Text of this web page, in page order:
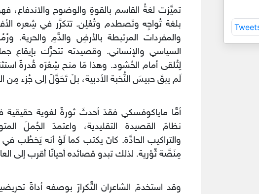
تميَّزت لغةُ القاسم بالقوةِ والوضوح والاندفاع،
بلغة تُواجِه وتَصطدم وتُعْلِن. تتكرَّر في شِعره
والمفردات المرتبطة بالأرضِ والدَّمِ والحرية.
السياسي والإنساني. وقصيدته تتحرَّك بإيقاع
لِتُلقى أمام الحُشود. وهذا مَا منح شِعْرَه قُدرةً
لَم يبقَ حبيسَ النُّخبة الأدبية، بلْ تَحَوَّلَ إلى جُزء مِن
أمَّا ماياكوفسكي فقدْ أحدثَ ثورةً لغوية
نظامَ القصيدة التقليدية، واعتمدَ الجُملَ
والتراكيب الحادَّة. كانَ يكتب كما لَوْ أنه يَخطُب
مِنَصَّة ثّوْرية. لذلك تبدو قصائده أحيانًا أقرب إلى
وقد استخدمَ الشاعران التَّكرارَ بوصفه أداةً